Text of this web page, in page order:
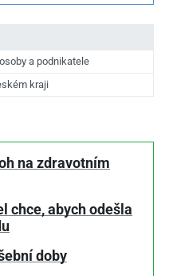
a podnikatele
kraji
na zdravotním
chce, abych odešla
doby